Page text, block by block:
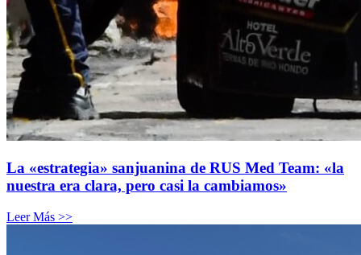
La «estrategia» sanjuanina de RUS Med Team: «la
nuestra era clara, pero casi la cambiamos»
Leer Más >>